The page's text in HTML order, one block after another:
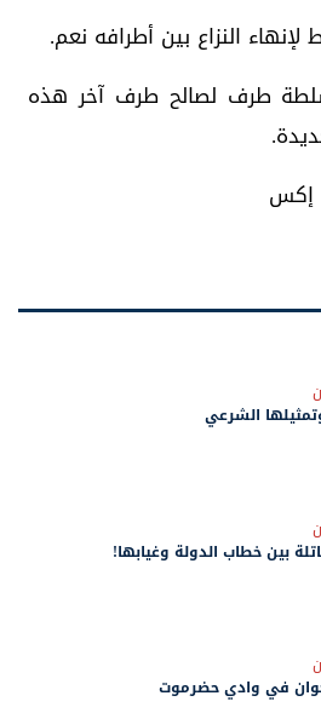
النزاع بين أطرافه نعم.
طرف لصالح طرف آخر هذه
إكس
الشرعي
بين خطاب الدولة وغيابها!
في وادي حضرموت